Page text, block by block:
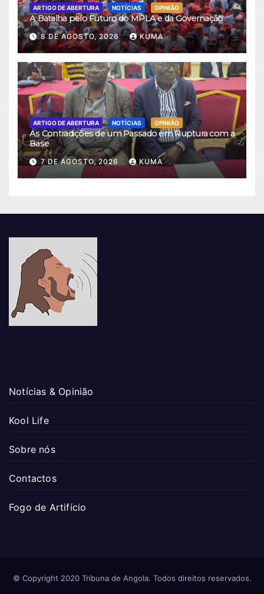
ARTIGO DE ABERTURA NOTÍCIAS OPINIÃO
A Batalha pelo Futuro do MPLA e da Governação
8 DE AGOSTO, 2026 KUMA
ARTIGO DE ABERTURA NOTÍCIAS OPINIÃO
As Contradições de um Passado em Ruptura com a
Base
7 DE AGOSTO, 2026 KUMA
Notícias & Opinião
Kool Life
Sobre nós
Contactos
Fogo de Artifício
© Copyright 2020 Tribuna de Angola. Todos direitos reservados.